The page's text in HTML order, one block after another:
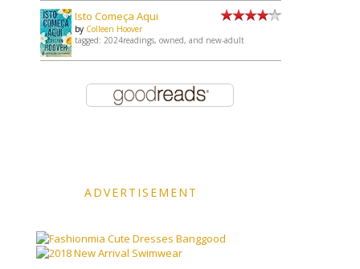
Isto Começa Aqui
by Colleen Hoover
tagged: 2024readings, owned, and new-adult
ADVERTISEMENT
Banggood